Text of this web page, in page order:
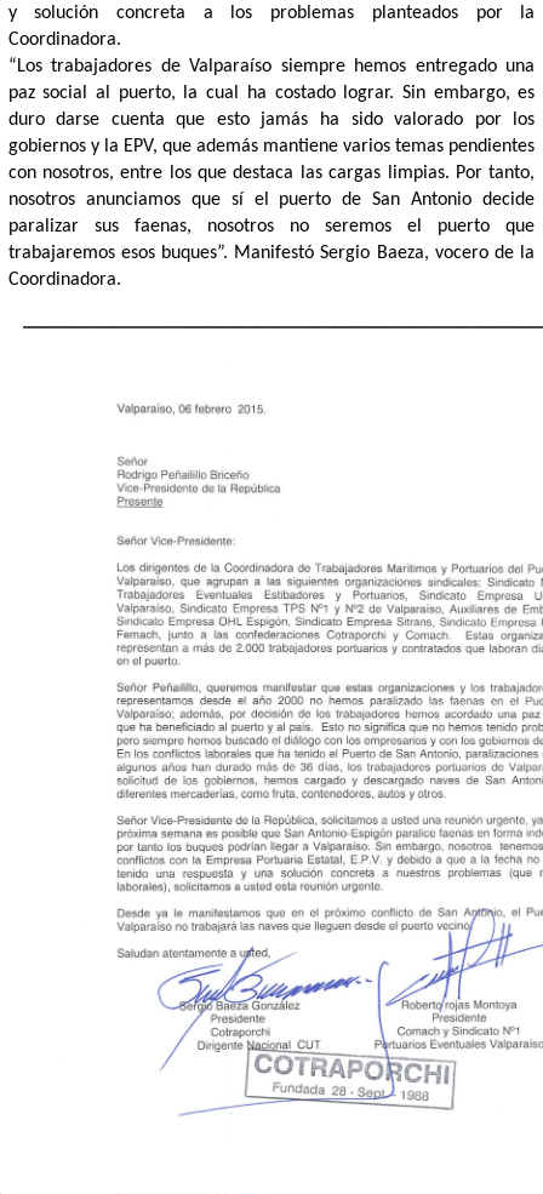
y solución concreta a los problemas planteados por la
Coordinadora.
“Los trabajadores de Valparaíso siempre hemos entregado una
paz social al puerto, la cual ha costado lograr. Sin embargo, es
duro darse cuenta que esto jamás ha sido valorado por los
gobiernos y la EPV, que además mantiene varios temas pendientes
con nosotros, entre los que destaca las cargas limpias. Por tanto,
nosotros anunciamos que sí el puerto de San Antonio decide
paralizar sus faenas, nosotros no seremos el puerto que
trabajaremos esos buques”. Manifestó Sergio Baeza, vocero de la
Coordinadora.